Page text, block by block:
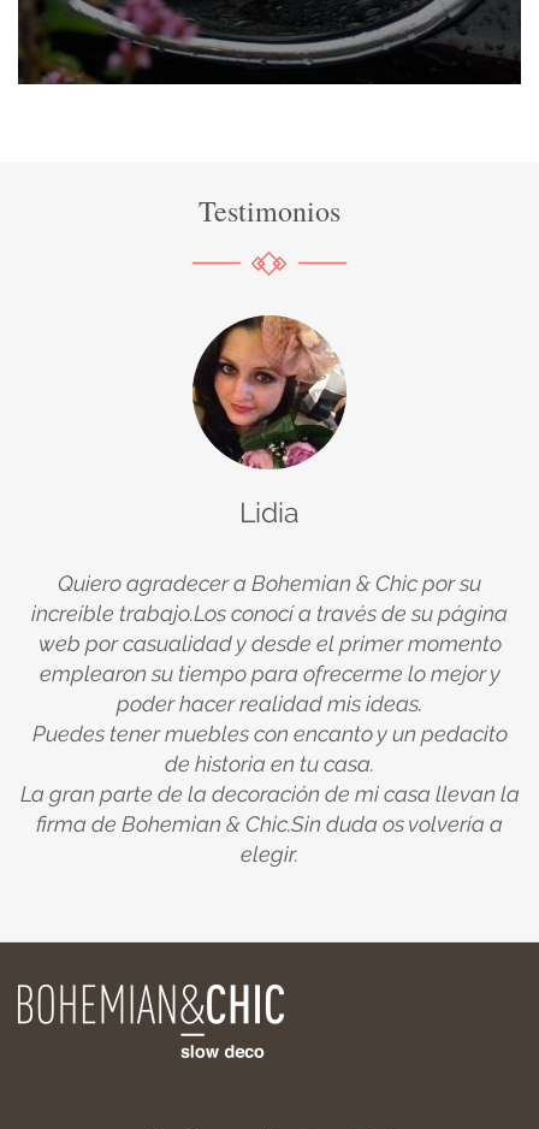
Testimonios
Lidia
Quiero agradecer a Bohemian & Chic por su
increíble trabajo.Los conocí a través de su página
web por casualidad y desde el primer momento
emplearon su tiempo para ofrecerme lo mejor y
poder hacer realidad mis ideas.
Puedes tener muebles con encanto y un pedacito
de historia en tu casa.
La gran parte de la decoración de mi casa llevan la
firma de Bohemian & Chic.Sin duda os volvería a
elegir.